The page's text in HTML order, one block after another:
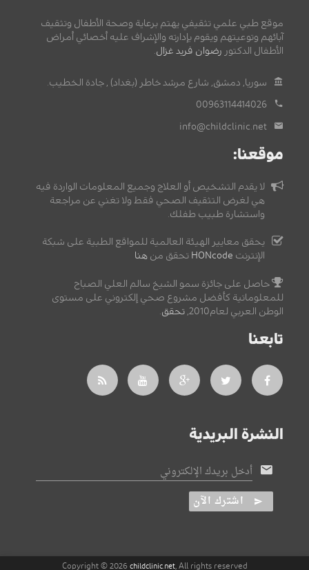
موقع طبي علمي تثقيفي يهتم برعاية وصحة الأطفال وتثقيف
آبائهم وتوعيتهم ويقوم بإدارته والإشراف عليه أخصائي أمراض
الأطفال الدكتور رضوان فريد غزال.
سوريا, دمشق, شارع مرشد خاطر (بغداد) , جادة الخطيب.
00963114414026
info@childclinic.net
موقعنا:
لا يقدم التشخيص أو العلاج وجميع المعلومات الواردة فيه
هي لغرض التثقيف الصحي فقط ولا تغني عن مراجعة
واستشارة طبيب طفلك.
يحقق معايير الهيئة العالمية للمواقع الطبية على شبكة
الإنترنت HONcode تحقق من هنا
حاصل على جائزة سمو الشيخ سالم العلي الصباح
للمعلوماتية كأفضل مشروع صحي إلكتروني على مستوى
الوطن العربي لعام2010,
تحقق.
تابعنا
النشرة البريدية
أدخل بريدك الإلكتروني
اشترك الآن
Copyright © 2026 childclinic.net, All rights reserved